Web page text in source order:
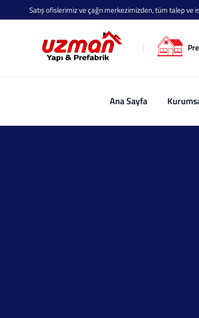
Satış ofislerimiz ve çağrı merkezimizden, tüm talep ve
Ana Sayfa